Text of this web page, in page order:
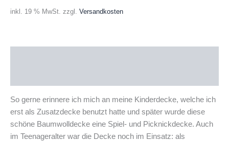
inkl. 19 % MwSt. zzgl. Versandkosten
So gerne erinnere ich mich an meine Kinderdecke, welche ich
erst als Zusatzdecke benutzt hatte und später wurde diese
schöne Baumwolldecke eine Spiel- und Picknickdecke. Auch
im Teenageralter war die Decke noch im Einsatz: als